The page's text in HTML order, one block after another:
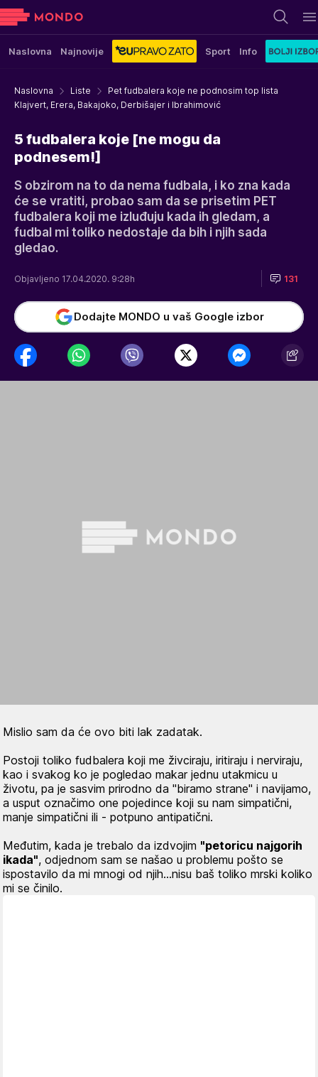
Naslovna Najnovije Sport Info
Naslovna Liste
Pet fudbalera koje ne podnosim top lista
Klajvert, Erera, Bakajoko, Derbišajer i Ibrahimović
5 fudbalera koje [ne mogu da
podnesem!]
S obzirom na to da nema fudbala, i ko zna kada
će se vratiti, probao sam da se prisetim PET
fudbalera koji me izluđuju kada ih gledam, a
fudbal mi toliko nedostaje da bih i njih sada
gledao.
Objavljeno 17.04.2020. 9:28h 131
Dodajte MONDO u vaš Google izbor
Mislio sam da će ovo biti lak zadatak.
Postoji toliko fudbalera koji me živciraju, iritiraju i nerviraju,
kao i svakog ko je pogledao makar jednu utakmicu u
životu, pa je sasvim prirodno da "biramo strane" i navijamo,
a usput označimo one pojedince koji su nam simpatični,
manje simpatični ili - potpuno antipatični.
Međutim, kada je trebalo da izdvojim "petoricu najgorih
ikada", odjednom sam se našao u problemu pošto se
ispostavilo da mi mnogi od njih…nisu baš toliko mrski koliko
mi se činilo.